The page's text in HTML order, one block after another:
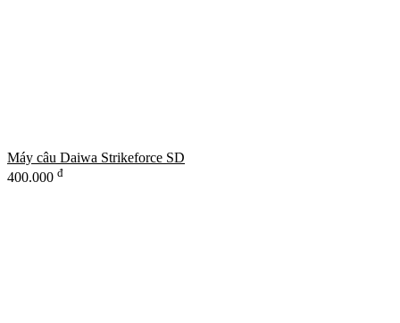
Máy câu Daiwa Strikeforce SD
400.000 đ